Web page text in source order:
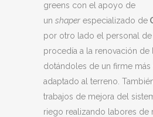
greens con el apoyo de
un shaper especializado de
por otro lado el personal de
procedía a la renovación de
dotándoles de un firme más
adaptado al terreno.
trabajos de mejora del
riego realizando labores de